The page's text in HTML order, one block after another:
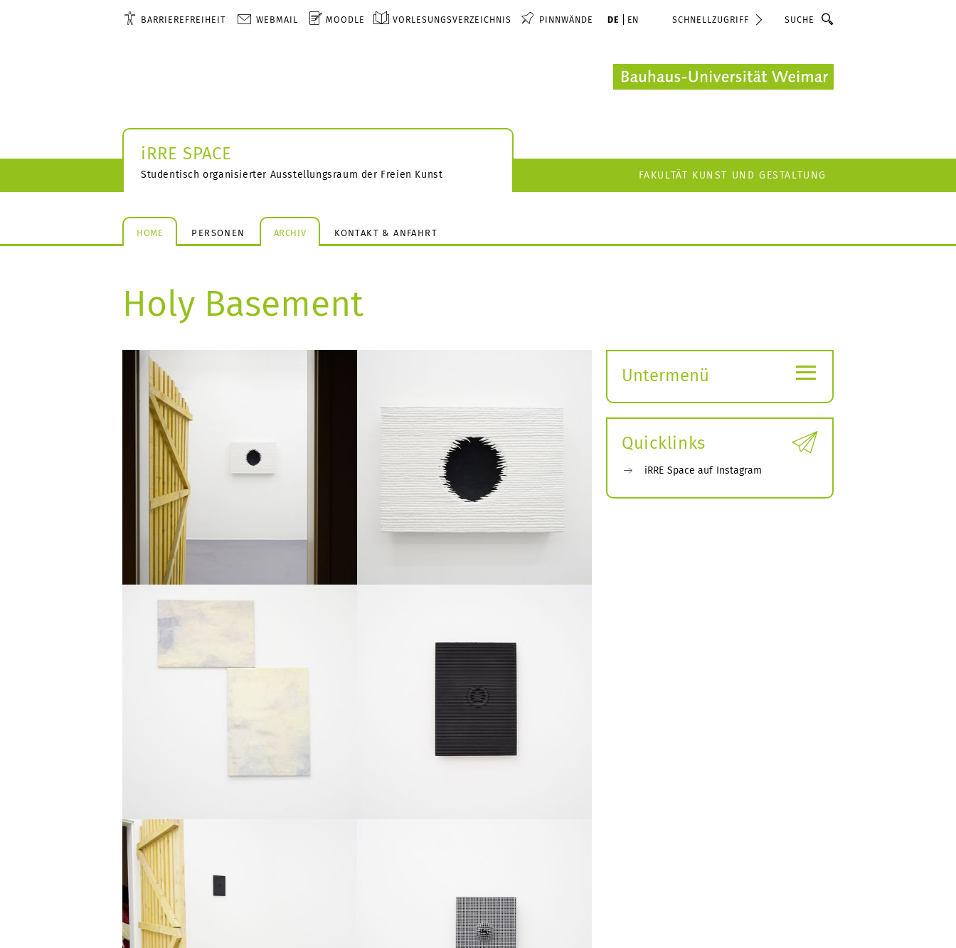
BARRIEREFREIHEIT WEBMAIL MOODLE VORLESUNGSVERZEICHNIS PINNWÄNDE DE EN SCHNELLZUGRIFF Suche
iRRE SPACE
Studentisch organisierter Ausstellungsraum der Freien Kunst FAKULTÄT KUNST UND GESTALTUNG
HOME PERSONEN ARCHIV KONTAKT & ANFAHRT
Holy Basement
Untermenü
öffnen
≡
Quicklinks
iRRE Space auf Instagram